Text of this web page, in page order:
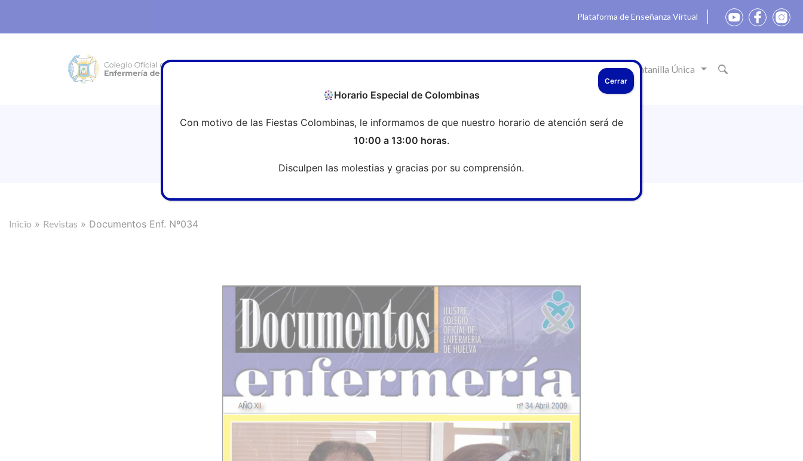
Plataforma de Enseñanza Virtual
Actualidad Ventanilla Única
Documentos Enf. Nº034
Inicio » Revistas » Documentos Enf. Nº034
Horario Especial de Colombinas
Con motivo de las Fiestas Colombinas, le informamos de que nuestro horario de atención será de
10:00 a 13:00 horas.
Disculpen las molestias y gracias por su comprensión.
Cerrar